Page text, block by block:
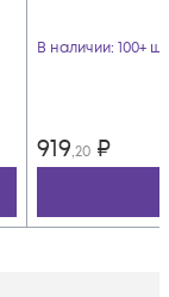
В наличии: 100+ шт
919,20 ₽